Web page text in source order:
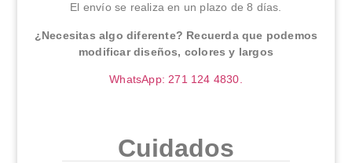
El envío se realiza en un plazo de 8 días.
¿Necesitas algo diferente? Recuerda que podemos
modificar diseños, colores y largos
WhatsApp: 271 124 4830.
Cuidados